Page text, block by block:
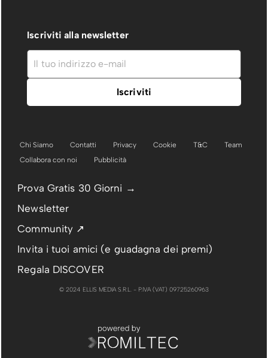
Iscriviti alla newsletter
Chi Siamo Contatti Privacy Cookie T&C
Team
Collabora con noi
Pubblicità
Prova Gratis 30 Giorni →
Newsletter
Community ↗
Invita i tuoi amici (e guadagna dei premi)
Regala DISCOVER
© 2024 ELLIS MEDIA S.R.L. - P.IVA (VAT) 09725260963